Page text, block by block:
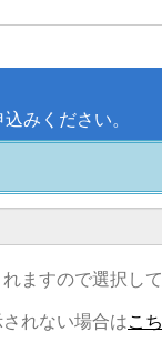
みください。
ますので選択し
れない場合はこ